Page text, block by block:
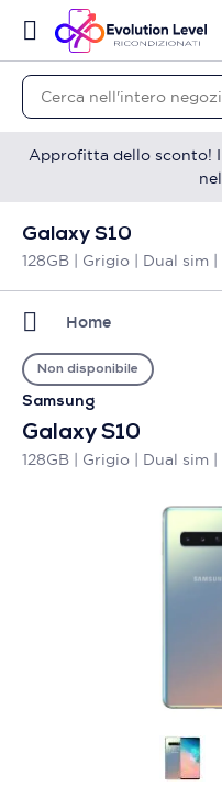
Approfitta dello sconto!
Galaxy S10
128GB | Grigio | Dual sim
Home
Samsung
Galaxy S10
128GB | Grigio | Dual sim
Non disponibile